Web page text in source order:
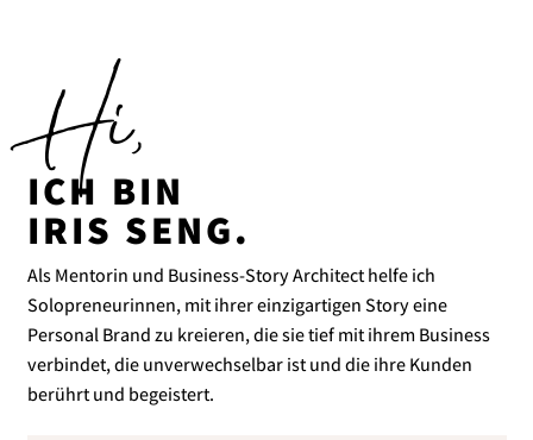
Hi,
ICH BIN
IRIS SENG.
Als Mentorin und Business-Story Architect helfe ich
Solopreneurinnen, mit ihrer einzigartigen Story eine
Personal Brand zu kreieren, die sie tief mit ihrem Business
verbindet, die unverwechselbar ist und die ihre Kunden
berührt und begeistert.